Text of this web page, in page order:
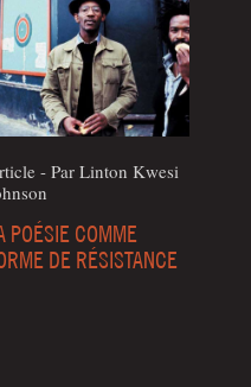
- Par Lin­ton Kwe­si
POÉSIE COMME
DE RÉSISTANCE